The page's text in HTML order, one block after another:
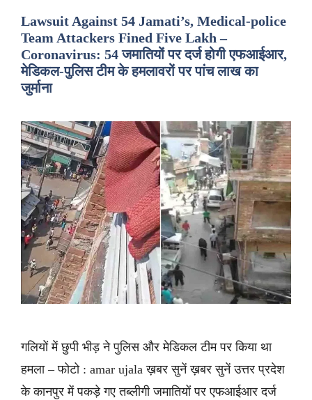
Lawsuit Against 54 Jamati’s, Medical-police
Team Attackers Fined Five Lakh –
Coronavirus: 54 जमातियों पर दर्ज होगी एफआईआर,
मेडिकल-पुलिस टीम के हमलावरों पर पांच लाख का
जुर्माना
गलियों में छुपी भीड़ ने पुलिस और मेडिकल टीम पर किया था
हमला – फोटो : amar ujala ख़बर सुनें ख़बर सुनें उत्तर प्रदेश
के कानपुर में पकड़े गए तब्लीगी जमातियों पर एफआईआर दर्ज